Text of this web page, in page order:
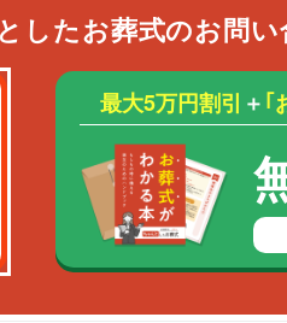
したお葬式のお問い
最大5万円割引 ＋｢